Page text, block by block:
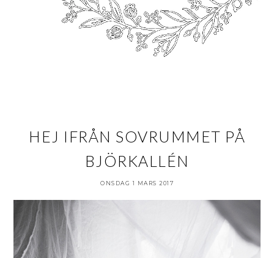
HEJ IFRÅN SOVRUMMET PÅ
BJÖRKALLÉN
ONSDAG 1 MARS 2017